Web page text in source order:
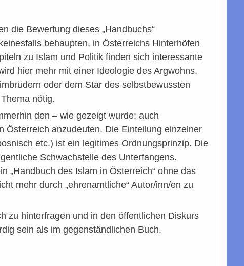
die Bewertung dieses „Handbuchs“
behaupten, in Österreichs Hinterhöfen
zu Islam und Politik finden sich interessante
hier mehr mit einer Ideologie des Argwohns,
oder dem Star des selbstbewussten
nötig.
den – wie gezeigt wurde: auch
Österreich anzudeuten. Die Einteilung einzelner
etc.) ist ein legitimes Ordnungsprinzip. Die
Schwachstelle des Unterfangens.
„Handbuch des Islam in Österreich“ ohne das
mehr durch „ehrenamtliche“ Autor/inn/en zu
zu hinterfragen und in den öffentlichen Diskurs
sein als im gegenständlichen Buch.